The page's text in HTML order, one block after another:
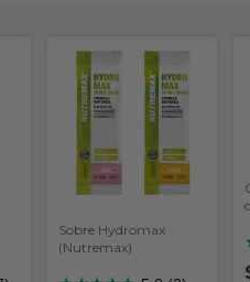
Sobre Hydromax
(Nutremax)